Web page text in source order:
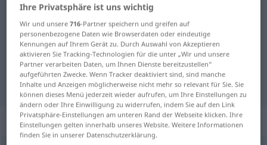
Deutsch-Französisch Wörterbuch
Deutsch-Französisch Übersetzung
für "zünftig"
"zünftig" Französisch Übersetzung
„zünftig“: Adjektiv
Ihre Privatsphäre ist uns wichtig
Wir und unsere716-Partner speichern und greifen auf
personenbezogene Daten wie Browserdaten oder eindeutige
Kennungen auf Ihrem Gerät zu. Durch Auswahl von Akzeptieren
aktivieren Sie Tracking-Technologien für die unter „Wir und unsere
Partner verarbeiten Daten, um Ihnen Dienste bereitzustellen“
aufgeführten Zwecke. Wenn Tracker deaktiviert sind, sind manche
Inhalte und Anzeigen möglicherweise nicht mehr so relevant für Sie. Sie
können dieses Menü jederzeit wieder aufrufen, um Ihre Einstellungen zu
ändern oder Ihre Einwilligung zu widerrufen, indem Sie auf den Link
Privatsphäre-Einstellungen am unteren Rand der Webseite klicken. Ihre
Einstellungen gelten innerhalb unseres Website. Weitere Informationen
finden Sie in unserer Datenschutzerklärung.